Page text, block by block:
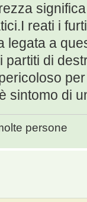
reati i
legata a
di
sintomo di
persone